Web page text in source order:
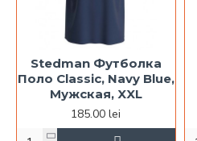
Stedman Футболка
Поло Classic, Navy Blue,
Мужская, XXL
185.00 lei